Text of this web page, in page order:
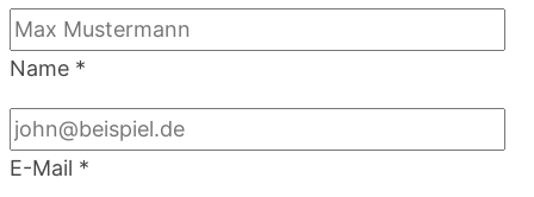
Name *
E-Mail *